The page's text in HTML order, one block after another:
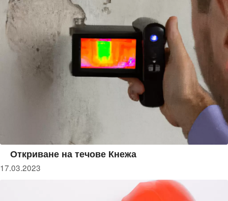
Откриване на течове Кнежа
17.03.2023